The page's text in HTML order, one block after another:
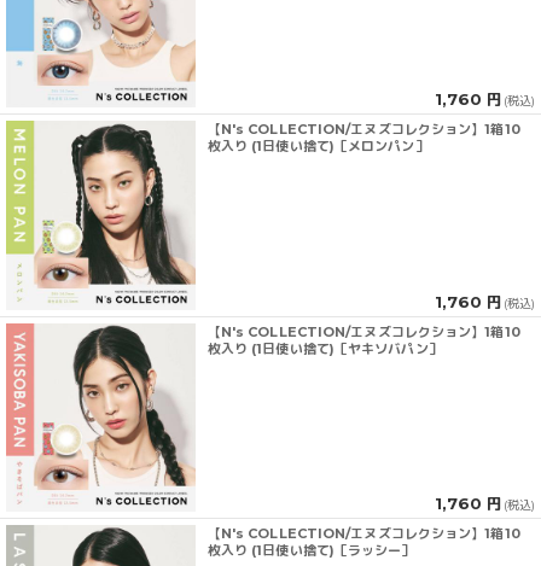
1,760 円 (税込)
【N's COLLECTION/エヌズコレクション】1箱10
枚入り (1日使い捨て)［メロンパン］
1,760 円 (税込)
【N's COLLECTION/エヌズコレクション】1箱10
枚入り (1日使い捨て)［ヤキソバパン］
1,760 円 (税込)
【N's COLLECTION/エヌズコレクション】1箱10
枚入り (1日使い捨て)［ラッシー］